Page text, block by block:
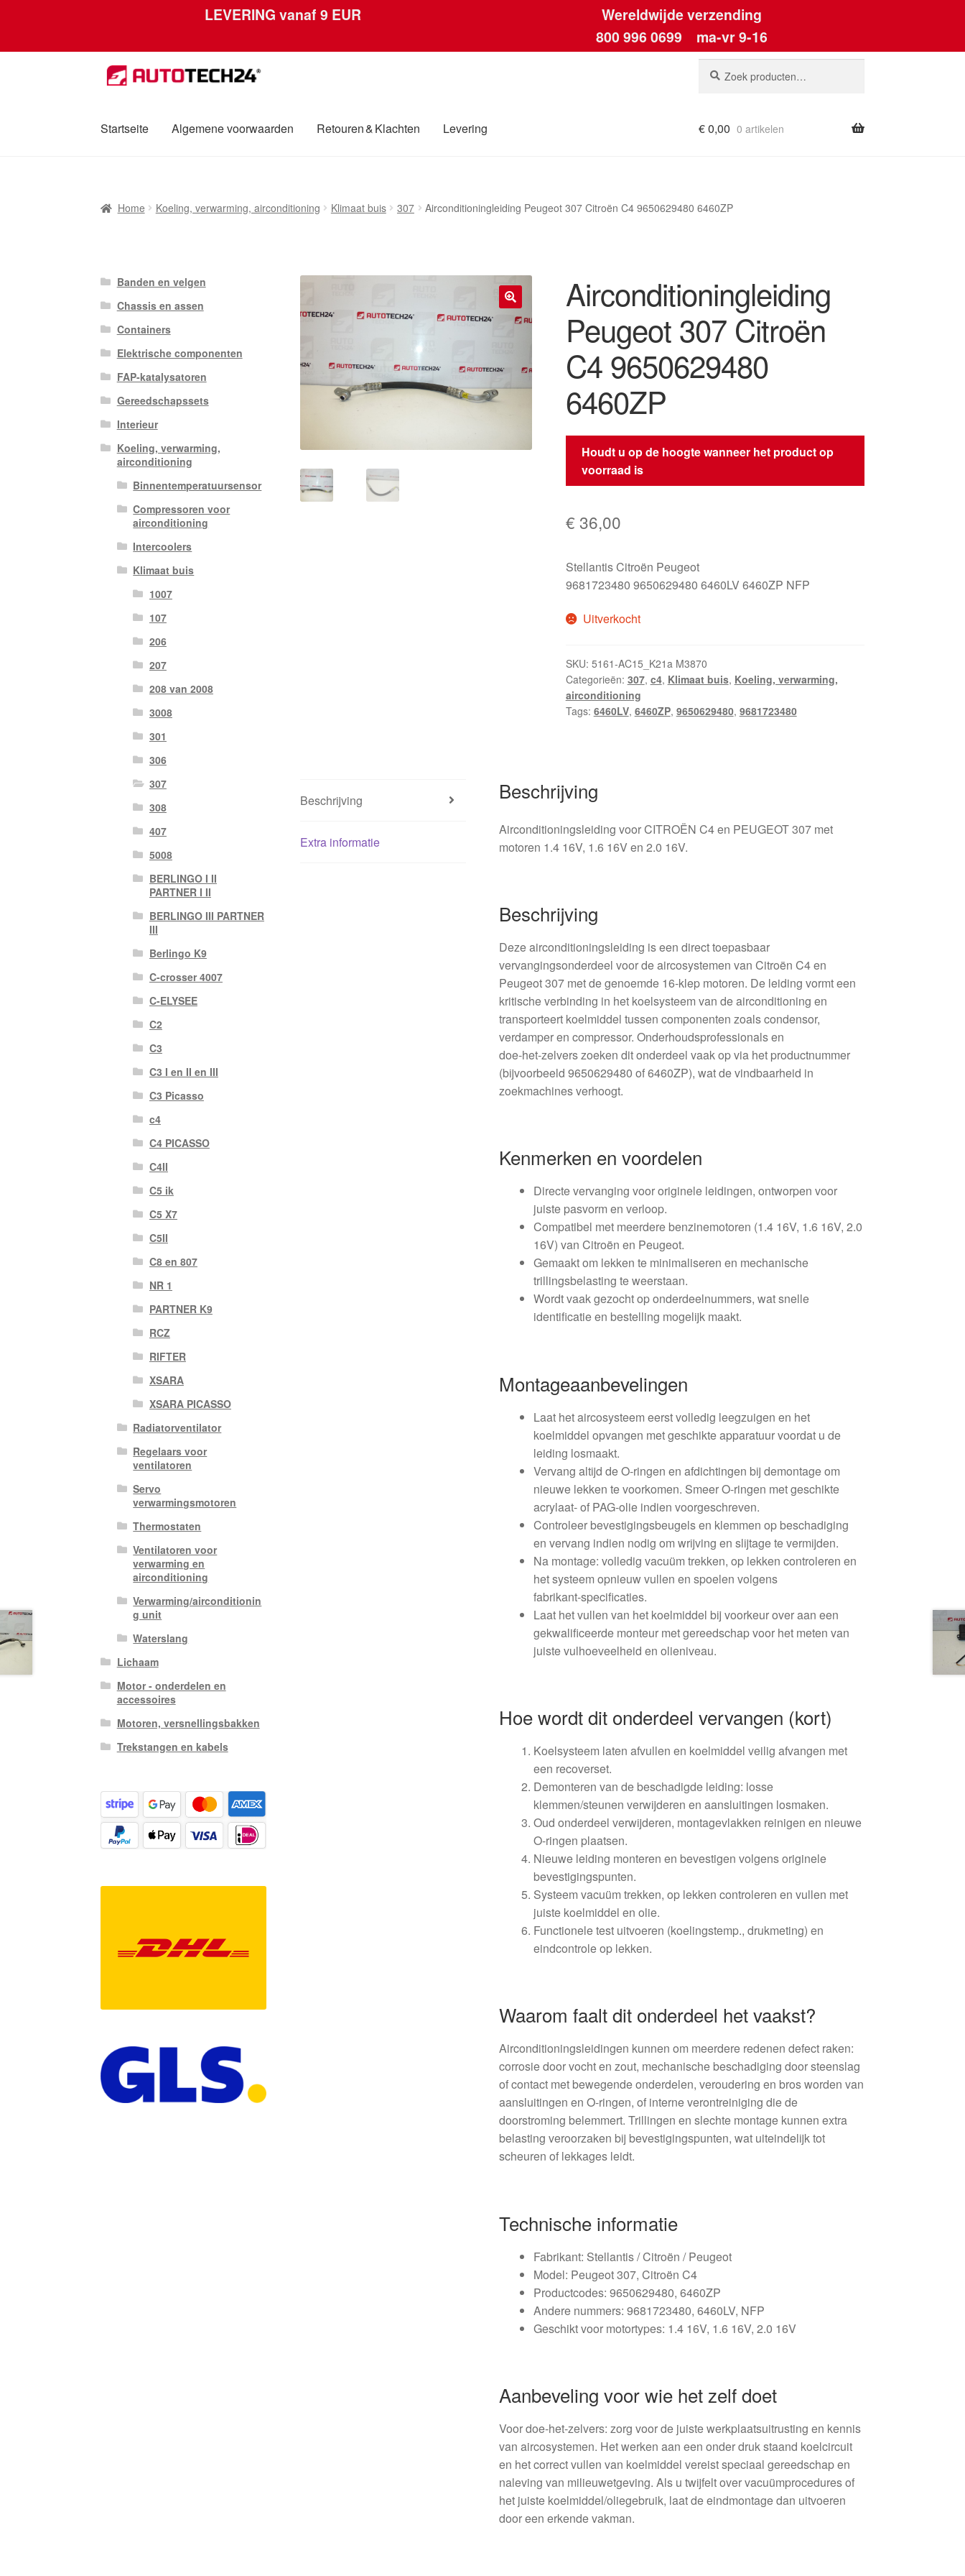
LEVERING vanaf 9 EUR
Wereldwijde verzending
800 996 0699 ma-vr 9-16
Ga
door
navigatie
Ga
naar
inhoud
naar:
Startseite Algemene voorwaarden Retouren & Klachten Levering
Over ons PrivacybeleidWereldwijde verzendingWinkelwagen
€0,00 0 artikelen
Home Koeling, verwarming, airconditioning Klimaat buis 307 Airconditioningleiding Peugeot 307 Citroën C4 9650629480 6460ZP
🔍
Airconditioningleiding
Peugeot 307 Citroën
C4 9650629480
6460ZP
Houdt u op de hoogte wanneer het product op
voorraad is
€ 36,00
Stellantis Citroën Peugeot
9681723480 9650629480 6460LV 6460ZP NFP
Uitverkocht
SKU: 5161-AC15_K21a M3870
Categorieën: 307, c4, Klimaat buis, Koeling, verwarming,
airconditioning
Tags: 6460LV, 6460ZP, 9650629480, 9681723480
Beschrijving
Extra informatie
Beschrijving
Airconditioningsleiding voor CITROËN C4 en PEUGEOT 307 met
motoren 1.4 16V, 1.6 16V en 2.0 16V.
Beschrijving
Deze airconditioningsleiding is een direct toepasbaar
vervangingsonderdeel voor de aircosystemen van Citroën C4 en
Peugeot 307 met de genoemde 16‑klep motoren. De leiding vormt een
kritische verbinding in het koelsysteem van de airconditioning en
transporteert koelmiddel tussen componenten zoals condensor,
verdamper en compressor. Onderhoudsprofessionals en
doe‑het‑zelvers zoeken dit onderdeel vaak op via het productnummer
(bijvoorbeeld 9650629480 of 6460ZP), wat de vindbaarheid in
zoekmachines verhoogt.
Kenmerken en voordelen
Directe vervanging voor originele leidingen, ontworpen voor
juiste pasvorm en verloop.
Compatibel met meerdere benzinemotoren (1.4 16V, 1.6 16V, 2.0
16V) van Citroën en Peugeot.
Gemaakt om lekken te minimaliseren en mechanische
trillingsbelasting te weerstaan.
Wordt vaak gezocht op onderdeelnummers, wat snelle
identificatie en bestelling mogelijk maakt.
Montageaanbevelingen
Laat het aircosysteem eerst volledig leegzuigen en het
koelmiddel opvangen met geschikte apparatuur voordat u de
leiding losmaakt.
Vervang altijd de O‑ringen en afdichtingen bij demontage om
nieuwe lekken te voorkomen. Smeer O‑ringen met geschikte
acrylaat‑ of PAG‑olie indien voorgeschreven.
Controleer bevestigingsbeugels en klemmen op beschadiging
en vervang indien nodig om wrijving en slijtage te vermijden.
Na montage: volledig vacuüm trekken, op lekken controleren en
het systeem opnieuw vullen en spoelen volgens
fabrikant‑specificaties.
Laat het vullen van het koelmiddel bij voorkeur over aan een
gekwalificeerde monteur met gereedschap voor het meten van
juiste vulhoeveelheid en olieniveau.
Hoe wordt dit onderdeel vervangen (kort)
Koelsysteem laten afvullen en koelmiddel veilig afvangen met
een recoverset.
Demonteren van de beschadigde leiding: losse
klemmen/steunen verwijderen en aansluitingen losmaken.
Oud onderdeel verwijderen, montagevlakken reinigen en nieuwe
O‑ringen plaatsen.
Nieuwe leiding monteren en bevestigen volgens originele
bevestigingspunten.
Systeem vacuüm trekken, op lekken controleren en vullen met
juiste koelmiddel en olie.
Functionele test uitvoeren (koelingstemp., drukmeting) en
eindcontrole op lekken.
Waarom faalt dit onderdeel het vaakst?
Airconditioningsleidingen kunnen om meerdere redenen defect raken:
corrosie door vocht en zout, mechanische beschadiging door steenslag
of contact met bewegende onderdelen, veroudering en bros worden van
aansluitingen en O‑ringen, of interne verontreiniging die de
doorstroming belemmert. Trillingen en slechte montage kunnen extra
belasting veroorzaken bij bevestigingspunten, wat uiteindelijk tot
scheuren of lekkages leidt.
Technische informatie
Fabrikant: Stellantis / Citroën / Peugeot
Model: Peugeot 307, Citroën C4
Productcodes: 9650629480, 6460ZP
Andere nummers: 9681723480, 6460LV, NFP
Geschikt voor motortypes: 1.4 16V, 1.6 16V, 2.0 16V
Aanbeveling voor wie het zelf doet
Voor doe‑het‑zelvers: zorg voor de juiste werkplaatsuitrusting en kennis
van aircosystemen. Het werken aan een onder druk staand koelcircuit
en het correct vullen van koelmiddel vereist speciaal gereedschap en
naleving van milieuwetgeving. Als u twijfelt over vacuümprocedures of
het juiste koelmiddel/oliegebruik, laat de eindmontage dan uitvoeren
door een erkende vakman.
Banden en velgen
Chassis en assen
Containers
Elektrische componenten
FAP-katalysatoren
Gereedschapssets
Interieur
Koeling, verwarming,
airconditioning
Binnentemperatuursensor
Compressoren voor
airconditioning
Intercoolers
Klimaat buis
1007
107
206
207
208 van 2008
3008
301
306
307
308
407
5008
BERLINGO I II
PARTNER I II
BERLINGO III PARTNER
III
Berlingo K9
C-crosser 4007
C-ELYSEE
C2
C3
C3 I en II en III
C3 Picasso
c4
C4 PICASSO
C4II
C5 ik
C5 X7
C5II
C8 en 807
NR 1
PARTNER K9
RCZ
RIFTER
XSARA
XSARA PICASSO
Radiatorventilator
Regelaars voor
ventilatoren
Servo
verwarmingsmotoren
Thermostaten
Ventilatoren voor
verwarming en
airconditioning
Verwarming/airconditionin
g unit
Waterslang
Lichaam
Motor - onderdelen en
accessoires
Motoren, versnellingsbakken
Trekstangen en kabels